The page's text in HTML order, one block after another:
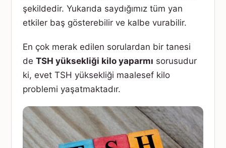
şekildedir. Yukarıda saydığımız tüm yan
etkiler baş gösterebilir ve kalbe vurabilir.
En çok merak edilen sorulardan bir tanesi
de TSH yüksekliği kilo yaparmı sorusudur
ki, evet TSH yüksekliği maalesef kilo
problemi yaşatmaktadır.